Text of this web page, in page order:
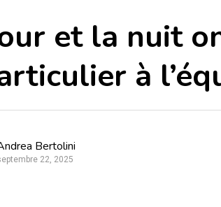
et la nuit
à
Bertolini
22, 2025